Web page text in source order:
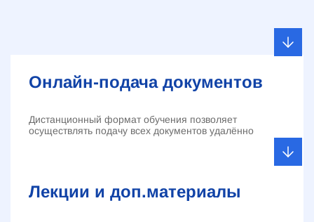
Онлайн-подача документов
Дистанционный формат обучения позволяет
осуществлять подачу всех документов удалённо
Лекции и доп.материалы